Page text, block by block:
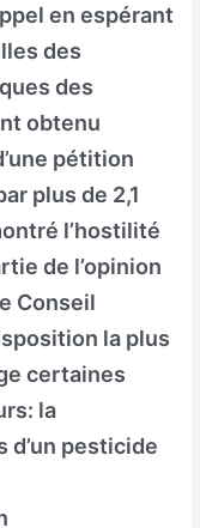
en espérant
des
des
obtenu
pétition
plus de 2,1
l’hostilité
de l’opinion
Conseil
la plus
certaines
la
pesticide